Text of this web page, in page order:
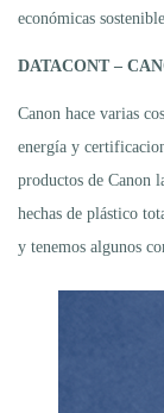
económicas
DATACONT –
Canon hace varias
energía y
productos de Canon
hechas de plástico
y tenemos algunos